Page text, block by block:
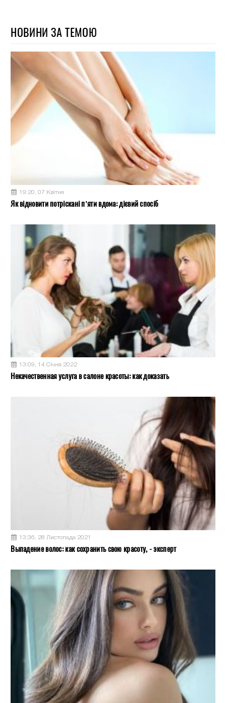
НОВИНИ ЗА ТЕМОЮ
19:20, 07 Квітня
Як відновити потріскані п’яти вдома: дієвий спосіб
13:09, 14 Січня 2022
Некачественная услуга в салоне красоты: как доказать
13:36, 28 Листопада 2021
Выпадение волос: как сохранить свою красоту, - эксперт